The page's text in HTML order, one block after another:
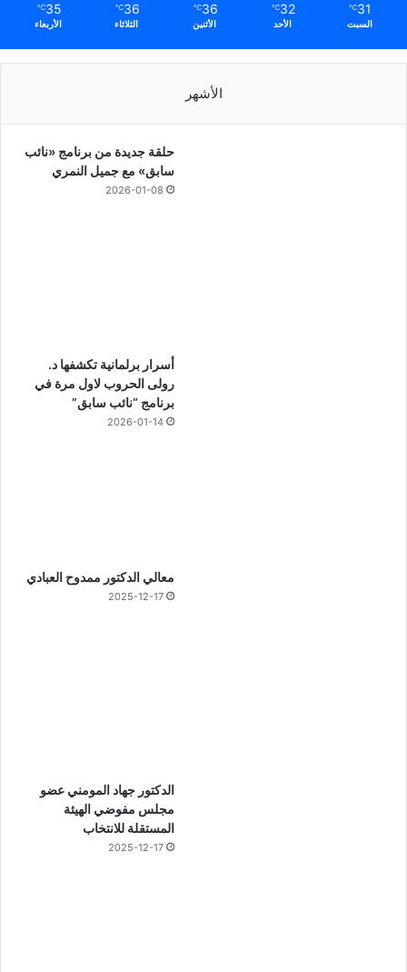
31
℃
السبت
32
℃
الأحد
36
℃
الأثنين
36
℃
الثلاثاء
35
℃
الأربعاء
الأشهر
حلقة جديدة من برنامج «نائب
سابق» مع جميل النمري
2026-01-08
أسرار برلمانية تكشفها د.
رولى الحروب لاول مرة في
برنامج “نائب سابق”
2026-01-14
معالي الدكتور ممدوح العبادي
2025-12-17
الدكتور جهاد المومني عضو
مجلس مفوضي الهيئة
المستقلة للانتخاب
2025-12-17